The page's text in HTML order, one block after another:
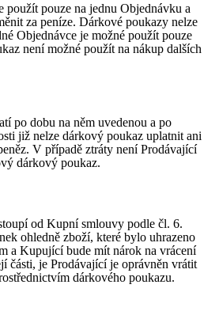
použít pouze na jednu Objednávku a
za peníze. Dárkové poukazy nelze
Objednávce je možné použít pouze
není možné použít na nákup dalších
po dobu na něm uvedenou a po
již nelze dárkový poukaz uplatnit ani
V případě ztráty není Prodávající
dárkový poukaz.
od Kupní smlouvy podle čl. 6.
ohledně zboží, které bylo uhrazeno
a Kupující bude mít nárok na vrácení
části, je Prodávající je oprávněn vrátit
dárkového poukazu.